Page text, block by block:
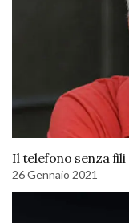
Il telefono senza fili
26 Gennaio 2021